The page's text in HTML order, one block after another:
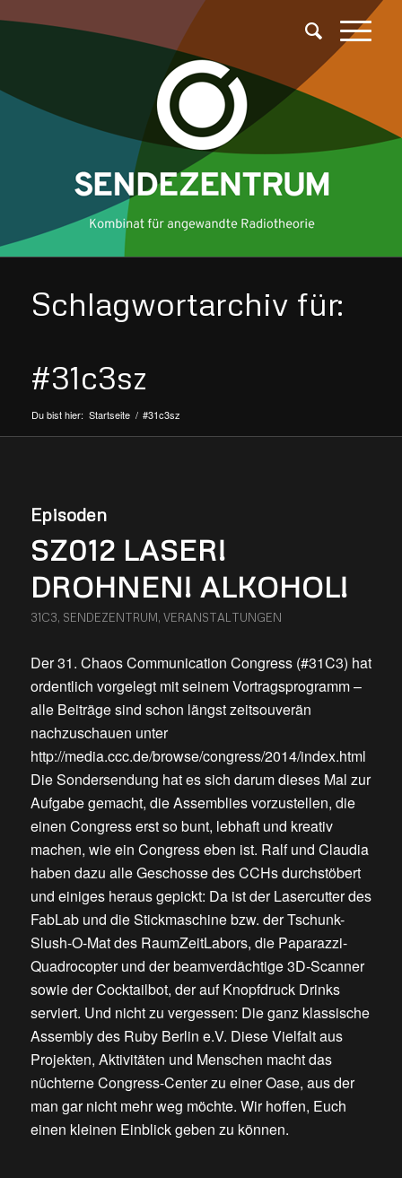
Schlagwortarchiv für:
#31c3sz
Du bist hier: Startseite / #31c3sz
Episoden
SZ012 LASER!
DROHNEN! ALKOHOL!
31C3, SENDEZENTRUM, VERANSTALTUNGEN
Der 31. Chaos Communication Congress (#31C3) hat
ordentlich vorgelegt mit seinem Vortragsprogramm –
alle Beiträge sind schon längst zeitsouverän
nachzuschauen unter
http://media.ccc.de/browse/congress/2014/index.html
Die Sondersendung hat es sich darum dieses Mal zur
Aufgabe gemacht, die Assemblies vorzustellen, die
einen Congress erst so bunt, lebhaft und kreativ
machen, wie ein Congress eben ist. Ralf und Claudia
haben dazu alle Geschosse des CCHs durchstöbert
und einiges heraus gepickt: Da ist der Lasercutter des
FabLab und die Stickmaschine bzw. der Tschunk-
Slush-O-Mat des RaumZeitLabors, die Paparazzi-
Quadrocopter und der beamverdächtige 3D-Scanner
sowie der Cocktailbot, der auf Knopfdruck Drinks
serviert. Und nicht zu vergessen: Die ganz klassische
Assembly des Ruby Berlin e.V. Diese Vielfalt aus
Projekten, Aktivitäten und Menschen macht das
nüchterne Congress-Center zu einer Oase, aus der
man gar nicht mehr weg möchte. Wir hoffen, Euch
einen kleinen Einblick geben zu können.